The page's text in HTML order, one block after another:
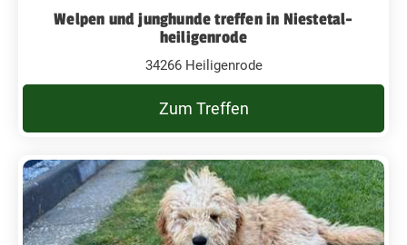
Welpen und junghunde treffen in Niestetal-
heiligenrode
34266 Heiligenrode
Zum Treffen